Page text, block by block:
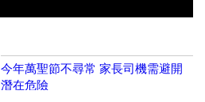
今年萬聖節不尋常 家長司機需避開
潛在危險